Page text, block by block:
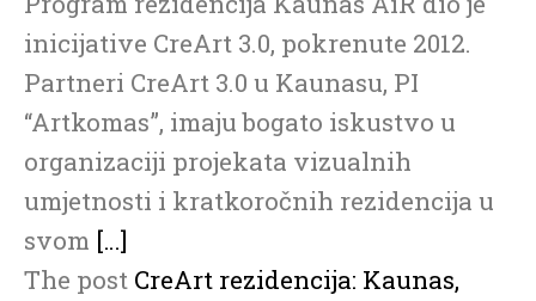
inicijative CreArt 3.0, pokrenute 2012.
Partneri CreArt 3.0 u Kaunasu, PI
“Artkomas”, imaju bogato iskustvo u
organizaciji projekata vizualnih
umjetnosti i kratkoročnih rezidencija u
svom […]
The post CreArt rezidencija: Kaunas,